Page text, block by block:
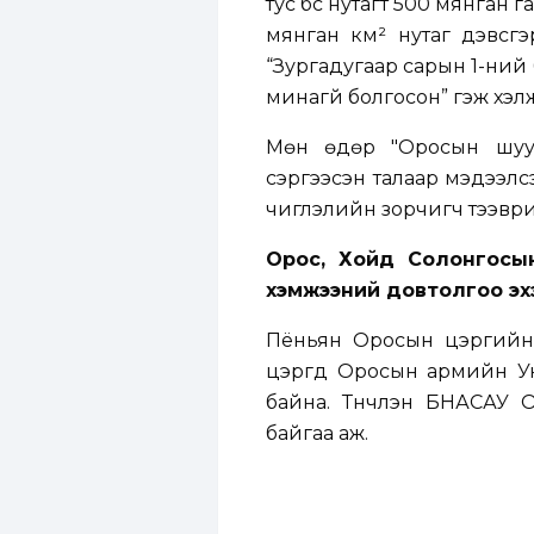
мянган км² нутаг
“Зургадугаар сарын 1-
минагүй болгосон” гэж
Мөн өдөр "Оросын
сэргээсэн талаар
чиглэлийн зорчигч
Орос, Хойд
хэмжээний довтолгоо
Пёньян Оросын
цэргүүд Оросын армийн
байна. Түүнчлэн БНАСАУ
байгаа аж.